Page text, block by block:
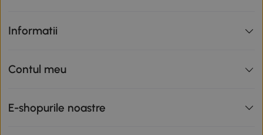
Informatii
Contul meu
E-shopurile noastre